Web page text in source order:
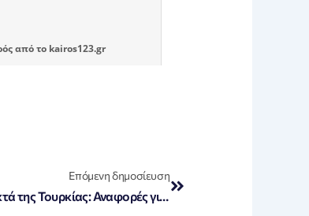
από το kairos123.gr
Επόμενη δημοσίευση
Επίθεση σε ρωσικό δεξαμενόπλοιο ανοικτά της Τουρκίας: Αναφορές για χτύπημα από drone!